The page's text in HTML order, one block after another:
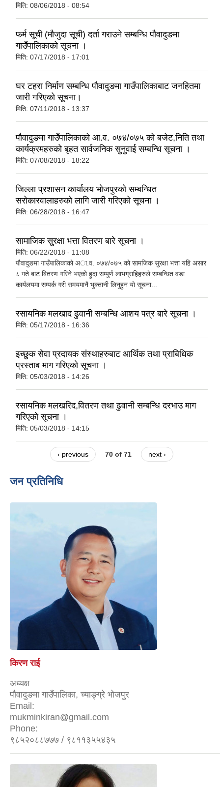
मिति: 08/06/2018 - 08:54
फर्म सूची (मौजुदा सूची) दर्ता गराउने सम्बन्धि पौवादुङमा
गाउँपालिकाको सूचना ।
मिति: 07/17/2018 - 17:01
घर टहरा निर्माण सम्बन्धि पौवादुङमा गाउँपालिकाबाट जनहितमा
जारी गरिएको सूचना।
मिति: 07/11/2018 - 13:37
पौवादुङमा गाउँपालिकाको आ.व. ०७४/०७५ को बजेट,निति तथा
कार्यक्रमहरुको बृहत सार्वजनिक सुनुवाई सम्बन्धि सूचना ।
मिति: 07/08/2018 - 18:22
जिल्ला प्रशासन कार्यालय भोजपुरको सम्बन्धित
सरोकारवालाहरुको लागि जारी गरिएको सूचना ।
मिति: 06/28/2018 - 16:47
सामाजिक सुरक्षा भत्ता वितरण बारे सूचना ।
मिति: 06/22/2018 - 11:08
पौवादुङमा गाउँपालिकाको अा.व. ०७४/०७५ को सामजिक सुरक्षा भत्ता यहि असार
८ गते बाट बितरण गरिने भएको हुदा सम्पुर्ण लाभग्राहिहरुले सम्बन्धित वडा
कार्यलयमा सम्पर्क गरी समयमानै भुक्तानी लिनुहुन यो सूचना...
रसायनिक मलखाद ढुवानी सम्बन्धि आशय पत्र बारे सूचना ।
मिति: 05/17/2018 - 16:36
इच्छुक सेवा प्रदायक संस्थाहरुबाट आर्थिक तथा प्राबिधिक
प्रस्ताब माग गरिएको सूचना ।
मिति: 05/03/2018 - 14:26
रसायनिक मलखरिद,वितरण तथा ढुवानी सम्बन्धि दरभाउ माग
गरिएको सूचना ।
मिति: 05/03/2018 - 14:15
‹ previous 70 of 71 next ›
जन प्रतिनिधि
किरण राई
अध्यक्ष
पौवादुङमा गाउँपालिका, च्याङ्ग्रे भोजपुर
Email:
mukminkiran@gmail.com
Phone:
९८५२०८८७७७ / ९८११३५५४३५